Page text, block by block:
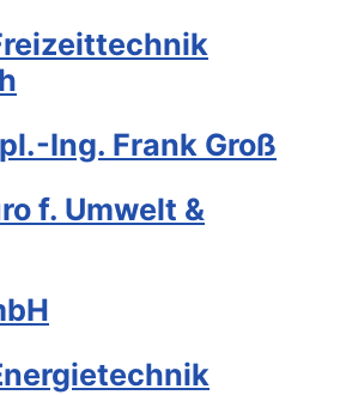
Ing. Frank Groß
f. Umwelt &